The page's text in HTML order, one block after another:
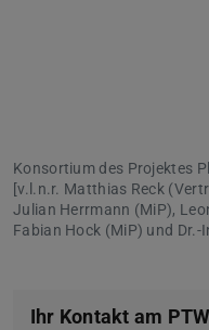
Konsortium des Projektes
[v.l.n.r. Matthias Reck
Julian Herrmann (MiP),
Fabian Hock (MiP) und Dr.-
Ihr Kontakt am PTW